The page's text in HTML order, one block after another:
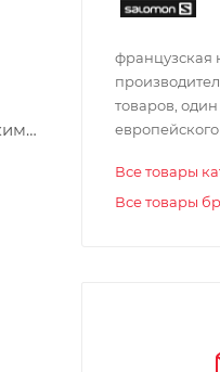
французская
товаров,
Все товары
Все товары